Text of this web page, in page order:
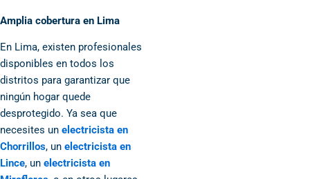
Amplia cobertura en Lima
En Lima, existen profesionales
disponibles en todos los
distritos para garantizar que
ningún hogar quede
desprotegido. Ya sea que
necesites un electricista en
Chorrillos, un electricista en
Lince, un electricista en